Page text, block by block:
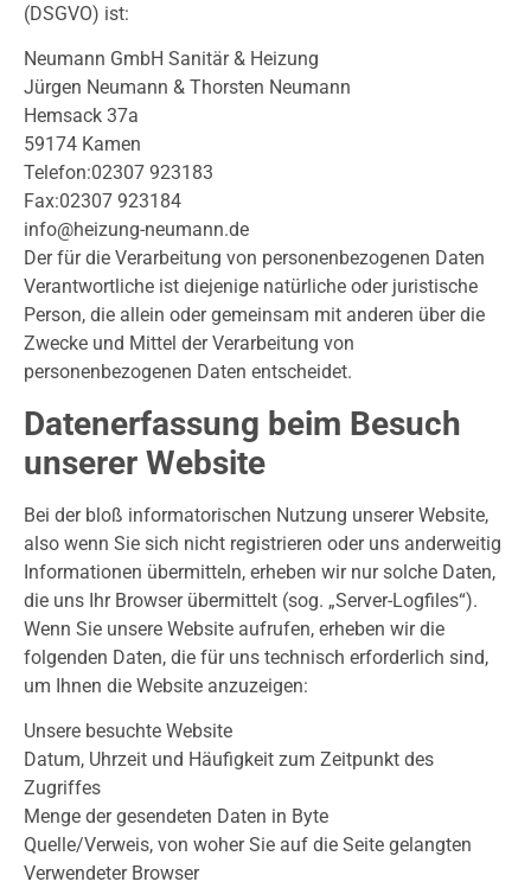
(DSGVO) ist:
Neumann GmbH Sanitär & Heizung
Jürgen Neumann & Thorsten Neumann
Hemsack 37a
59174 Kamen
Telefon:02307 923183
Fax:02307 923184
info@heizung-neumann.de
Der für die Verarbeitung von personenbezogenen Daten
Verantwortliche ist diejenige natürliche oder juristische
Person, die allein oder gemeinsam mit anderen über die
Zwecke und Mittel der Verarbeitung von
personenbezogenen Daten entscheidet.
Datenerfassung beim Besuch
unserer Website
Bei der bloß informatorischen Nutzung unserer Website,
also wenn Sie sich nicht registrieren oder uns anderweitig
Informationen übermitteln, erheben wir nur solche Daten,
die uns Ihr Browser übermittelt (sog. „Server-Logfiles“).
Wenn Sie unsere Website aufrufen, erheben wir die
folgenden Daten, die für uns technisch erforderlich sind,
um Ihnen die Website anzuzeigen:
Unsere besuchte Website
Datum, Uhrzeit und Häufigkeit zum Zeitpunkt des
Zugriffes
Menge der gesendeten Daten in Byte
Quelle/Verweis, von woher Sie auf die Seite gelangten
Verwendeter Browser